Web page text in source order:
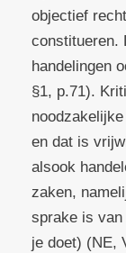
objectief
constitueren.
handelingen
§1, p.71).
en dat is
alsook
zaken,
sprake is van
je doet) (NE,